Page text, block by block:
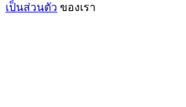
เป็นส่วนตัว ของเรา